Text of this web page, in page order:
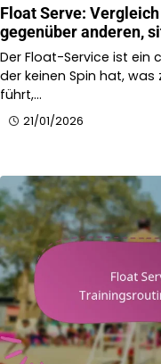
Float Serve:
gegenüber anderen,
Der Float-Service ist ein
der keinen Spin hat,
führt,…
21/01/2026